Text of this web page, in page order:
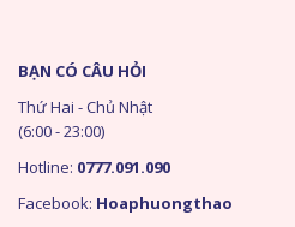
BẠN CÓ CÂU HỎI
Thứ Hai - Chủ Nhật
(6:00 - 23:00)
Hotline: 0777.091.090
Facebook: Hoaphuongthao